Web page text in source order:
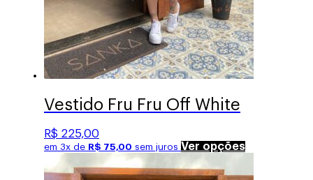
Vestido Fru Fru Off White
R$ 225,00
em 3x de R$ 75,00 sem juros Ver opçõesEste